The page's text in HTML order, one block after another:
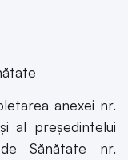
anexei nr.
al președintelui
Sănătate nr.